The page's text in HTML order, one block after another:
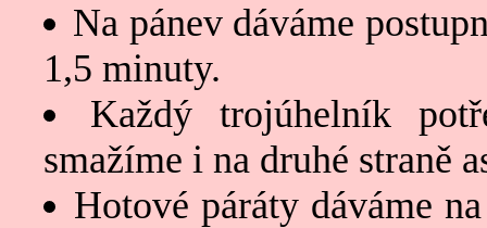
Na pánev dáváme
1,5 minuty.
Každý trojúhelník
smažíme i na druhé straně
Hotové páráty dáváme